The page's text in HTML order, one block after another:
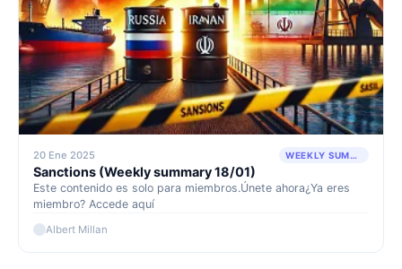
20 Ene 2025 WEEKLY SUMMARY
Sanctions (Weekly summary 18/01)
Este contenido es solo para miembros.Únete ahora¿Ya eres
miembro? Accede aquí
Albert Millan